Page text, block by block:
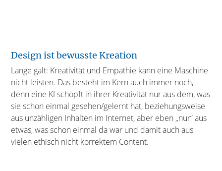
Design ist bewusste Kreation
Lange galt: Kreativität und Empathie kann eine Maschine
nicht leisten. Das besteht im Kern auch immer noch,
denn eine KI schöpft in ihrer Kreativität nur aus dem, was
sie schon einmal gesehen/gelernt hat, beziehungsweise
aus unzähligen Inhalten im Internet, aber eben „nur“ aus
etwas, was schon einmal da war und damit auch aus
vielen ethisch nicht korrektem Content.